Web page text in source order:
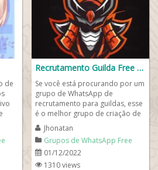
de
Recrutamento Guilda Free Fire
Se você está procurando por um
grupo de WhatsApp de
recrutamento para guildas, esse
é o melhor grupo de criação de
novas guildas para pessoas que
desejam...
Jhonatan
Grupos de WhatsApp Free
Fire
01/12/2022
1310 views